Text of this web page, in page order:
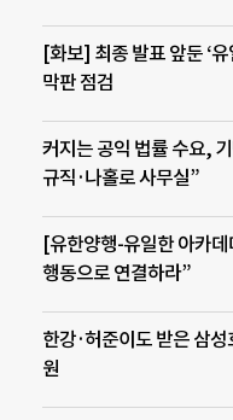
[화보] 최종 발표 앞둔 ‘
막판 점검
커지는 공익 법률 수요,
규직·나홀로 사무실”
[유한양행-유일한 아카
행동으로 연결하라”
한강·허준이도 받은 삼
원